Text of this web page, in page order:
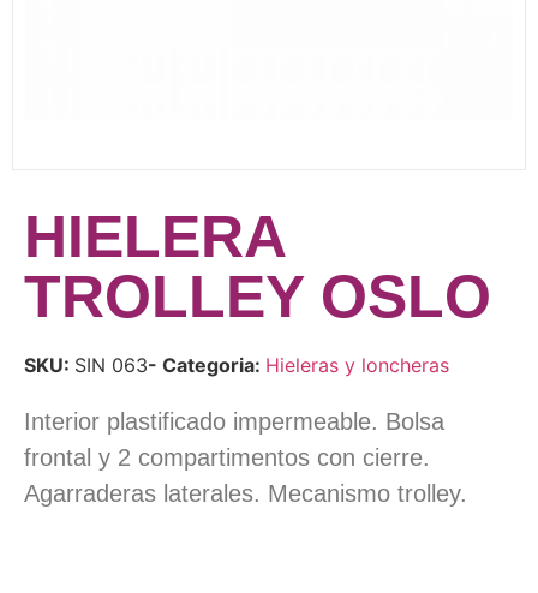
HIELERA
TROLLEY OSLO
SKU: SIN 063- Categoria: Hieleras y loncheras
Interior plastificado impermeable. Bolsa
frontal y 2 compartimentos con cierre.
Agarraderas laterales. Mecanismo trolley.